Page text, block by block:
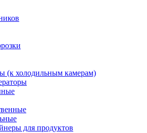
(к холодильным камерам)
для продуктов